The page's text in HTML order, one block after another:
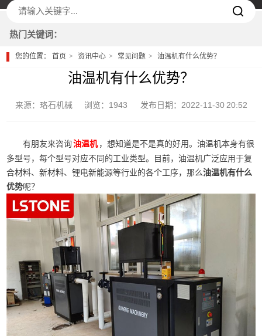
热门关键词：
您的位置：首页 资讯中心 常见问题 油温机有什么优势？
油温机有什么优势？
来源：珞石机械 浏览：1943 发布日期：2022-11-30 20:52
有朋友来咨询油温机 ，想知道是不是真的好用。油温机本身有很
多型号，每个型号对应不同的工业类型。目前，油温机广泛应用于复
合材料、新材料、锂电新能源等行业的各个工序，那么油温机有什么
优势呢？